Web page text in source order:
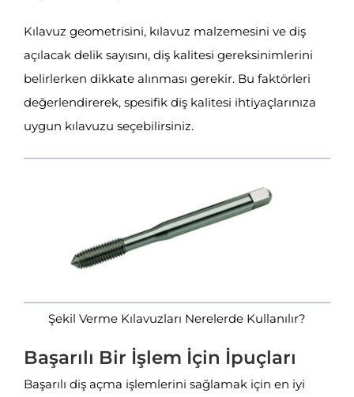
Kılavuz geometrisini, kılavuz malzemesini ve diş
açılacak delik sayısını, diş kalitesi gereksinimlerini
belirlerken dikkate alınması gerekir. Bu faktörleri
değerlendirerek, spesifik diş kalitesi ihtiyaçlarınıza
uygun kılavuzu seçebilirsiniz.
Şekil Verme Kılavuzları Nerelerde Kullanılır?
Başarılı Bir İşlem İçin İpuçları
Başarılı diş açma işlemlerini sağlamak için en iyi